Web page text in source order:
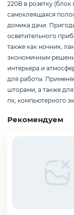
220В в розетку (блок
самоклеящаяся
домика дачи.
осветительного
также как ночник,
экономичным
интерьера и
для работы.
шторами, а также
пк, компьютерного
Рекомендуем